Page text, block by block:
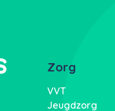
Zorg
VVT
Jeugdzorg